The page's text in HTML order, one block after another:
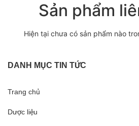
Sản phẩm
Hiện tại chưa có sản phẩm nào
DANH MỤC TIN TỨC
Trang chủ
Dược liệu